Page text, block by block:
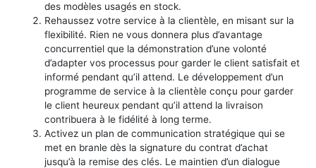
des modèles usagés en stock.
Rehaussez votre service à la clientèle, en misant sur la
flexibilité. Rien ne vous donnera plus d’avantage
concurrentiel que la démonstration d’une volonté
d’adapter vos processus pour garder le client satisfait et
informé pendant qu’il attend. Le développement d’un
programme de service à la clientèle conçu pour garder
le client heureux pendant qu’il attend la livraison
contribuera à le fidélité à long terme.
Activez un plan de communication stratégique qui se
met en branle dès la signature du contrat d’achat
jusqu’à la remise des clés. Le maintien d’un dialogue